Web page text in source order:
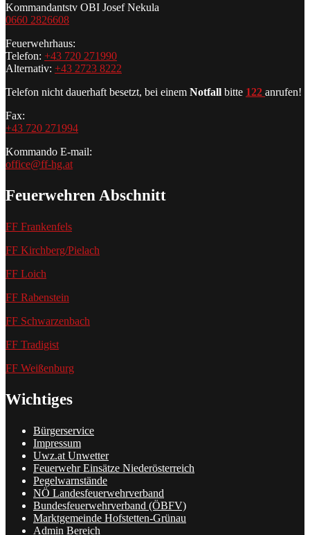
Kommandantstv OBI Josef Nekula
0660 2826608
Feuerwehrhaus:
Telefon: +43 720 271990
Alternativ: +43 2723 8222
Telefon nicht dauerhaft besetzt, bei einem Notfall bitte 122 anrufen!
Fax:
+43 720 271994
Kommando E-mail:
office@ff-hg.at
Feuerwehren Abschnitt
FF Frankenfels
FF Kirchberg/Pielach
FF Loich
FF Rabenstein
FF Schwarzenbach
FF Tradigist
FF Weißenburg
Wichtiges
Bürgerservice
Impressum
Uwz.at Unwetter
Feuerwehr Einsätze Niederösterreich
Pegelwarnstände
NÖ Landesfeuerwehrverband
Bundesfeuerwehrverband (ÖBFV)
Marktgemeinde Hofstetten-Grünau
Admin Bereich